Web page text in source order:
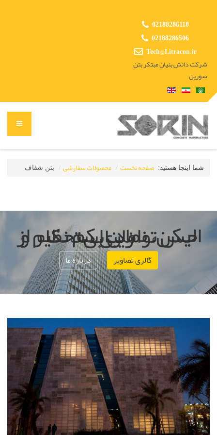
02188286118
02188286506
Tech@Litracon.ir
شرکت دانش بنیان مبتکر بتن
سورین
شما اینجا هستید: صفحه نخست محصولات سفارشی بتن شفاف
الیکن، نمادی کم نظیر از حس توامان استحکام و زیبایی
گالری تصاویر درباره ما